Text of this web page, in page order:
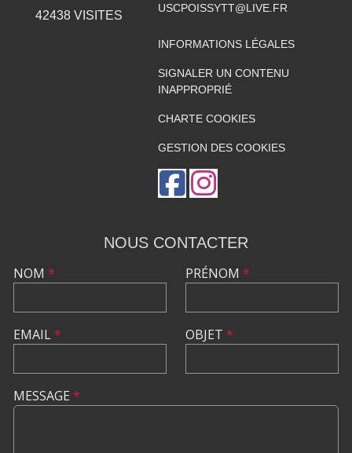
42438VISITES
USCPOISSYTT@LIVE.FR
INFORMATIONS LÉGALES
SIGNALER UN CONTENU
INAPPROPRIÉ
CHARTE COOKIES
GESTION DES COOKIES
NOUS CONTACTER
NOM *
EMAIL*
PRÉNOM *
OBJET *
MESSAGE *